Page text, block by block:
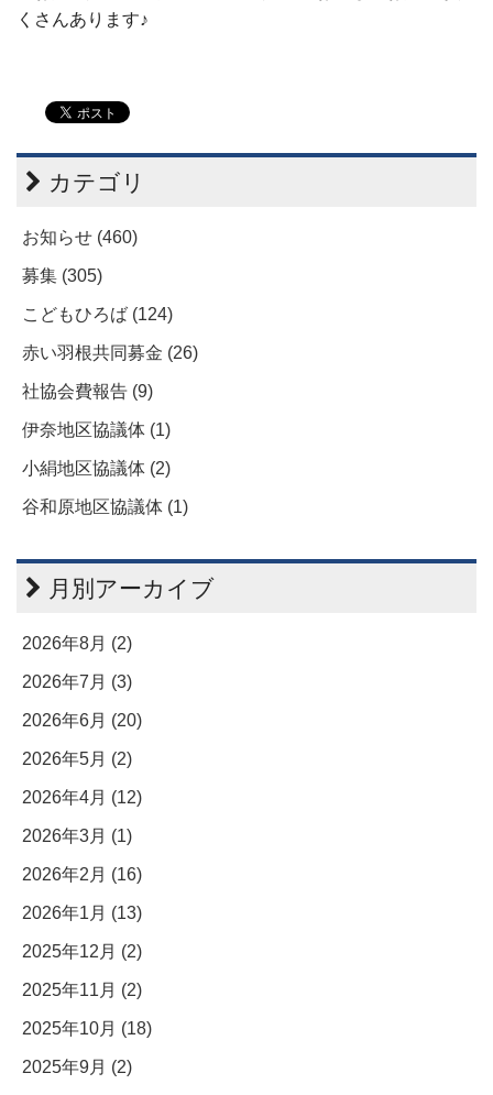
くさんあります♪
カテゴリ
お知らせ (460)
募集 (305)
こどもひろば (124)
赤い羽根共同募金 (26)
社協会費報告 (9)
伊奈地区協議体 (1)
小絹地区協議体 (2)
谷和原地区協議体 (1)
月別アーカイブ
2026年8月 (2)
2026年7月 (3)
2026年6月 (20)
2026年5月 (2)
2026年4月 (12)
2026年3月 (1)
2026年2月 (16)
2026年1月 (13)
2025年12月 (2)
2025年11月 (2)
2025年10月 (18)
2025年9月 (2)